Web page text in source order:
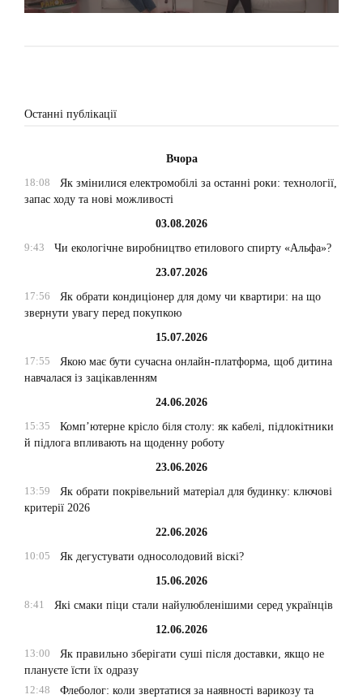
Останні публікації
Вчора
18:08
Як змінилися електромобілі за останні роки: технології,
запас ходу та нові можливості
03.08.2026
9:43
Чи екологічне виробництво етилового спирту «Альфа»?
23.07.2026
17:56
Як обрати кондиціонер для дому чи квартири: на що
звернути увагу перед покупкою
15.07.2026
17:55
Якою має бути сучасна онлайн-платформа, щоб дитина
навчалася із зацікавленням
24.06.2026
15:35
Комп’ютерне крісло біля столу: як кабелі, підлокітники
й підлога впливають на щоденну роботу
23.06.2026
13:59
Як обрати покрівельний матеріал для будинку: ключові
критерії 2026
22.06.2026
10:05
Як дегустувати односолодовий віскі?
15.06.2026
8:41
Які смаки піци стали найулюбленішими серед українців
12.06.2026
13:00
Як правильно зберігати суші після доставки, якщо не
плануєте їсти їх одразу
12:48
Флеболог: коли звертатися за наявності варикозу та